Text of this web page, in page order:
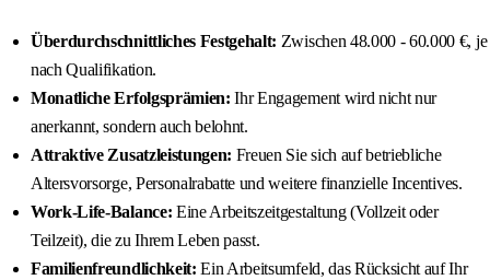
Überdurchschnittliches Festgehalt: Zwischen 48.000 - 60.000 €, je
nach Qualifikation.
Monatliche Erfolgsprämien: Ihr Engagement wird nicht nur
anerkannt, sondern auch belohnt.
Attraktive Zusatzleistungen: Freuen Sie sich auf betriebliche
Altersvorsorge, Personalrabatte und weitere finanzielle Incentives.
Work-Life-Balance: Eine Arbeitszeitgestaltung (Vollzeit oder
Teilzeit), die zu Ihrem Leben passt.
Familienfreundlichkeit: Ein Arbeitsumfeld, das Rücksicht auf Ihr